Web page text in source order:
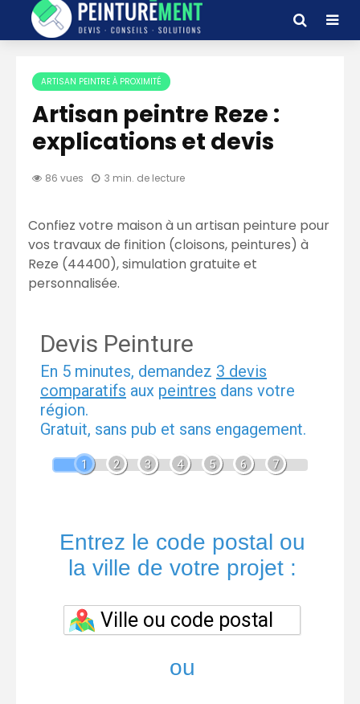
ARTISAN PEINTRE À PROXIMITÉ
Artisan peintre Reze :
explications et devis
86 vues 3 min. de lecture
Confiez votre maison à un artisan peinture pour
vos travaux de finition (cloisons, peintures) à
Reze (44400), simulation gratuite et
personnalisée.
Devis Peinture
En 5 minutes, demandez 3 devis
comparatifs aux peintres dans votre
région.
Gratuit, sans pub et sans engagement.
1 2 3 4 5 6 7
Entrez le code postal ou
la ville de votre projet :
ou